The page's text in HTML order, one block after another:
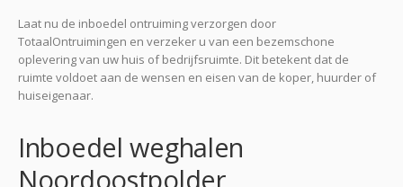
Laat nu de inboedel ontruiming verzorgen door
TotaalOntruimingen en verzeker u van een bezemschone
oplevering van uw huis of bedrijfsruimte. Dit betekent dat de
ruimte voldoet aan de wensen en eisen van de koper, huurder of
huiseigenaar.
Inboedel weghalen
Noordoostpolder